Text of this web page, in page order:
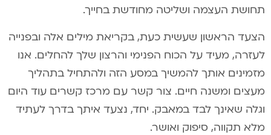
תחושת העצמה ושליטה מחודשת בחייך.
הצעד הראשון שעשית כעת, בקריאת מילים אלה ובפנייה
לעזרה, מעיד על הכוח הפנימי והרצון שלך להחלים. אנו
מזמינים אותך להמשיך במסע הזה ולהתחיל בתהליך
מעצים ומשנה חיים. צור קשר עם מרכז קשרים עוד היום
וגלה שאינך לבד במאבק. יחד, נצעד איתך בדרך לעתיד
מלא תקווה, סיפוק ואושר.